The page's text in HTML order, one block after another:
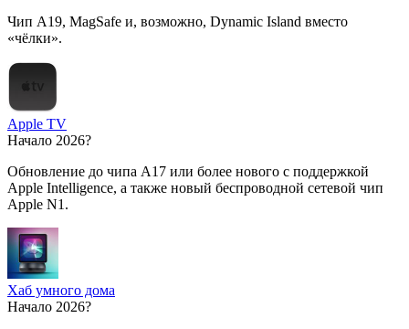
Чип A19, MagSafe и, возможно, Dynamic Island вместо
«чёлки».
Apple TV
Начало 2026?
Обновление до чипа A17 или более нового с поддержкой
Apple Intelligence, а также новый беспроводной сетевой чип
Apple N1.
Хаб умного дома
Начало 2026?